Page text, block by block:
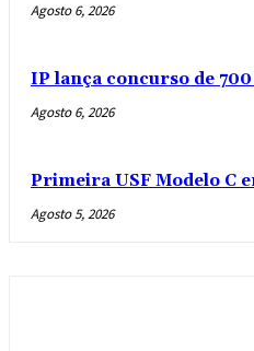
Agosto 6, 2026
IP lança concurso de
Agosto 6, 2026
Primeira USF Modelo C
Agosto 5, 2026